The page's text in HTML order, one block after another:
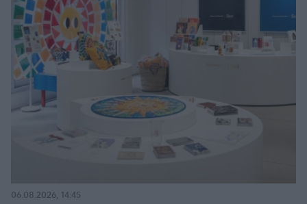
06.08.2026, 14:45